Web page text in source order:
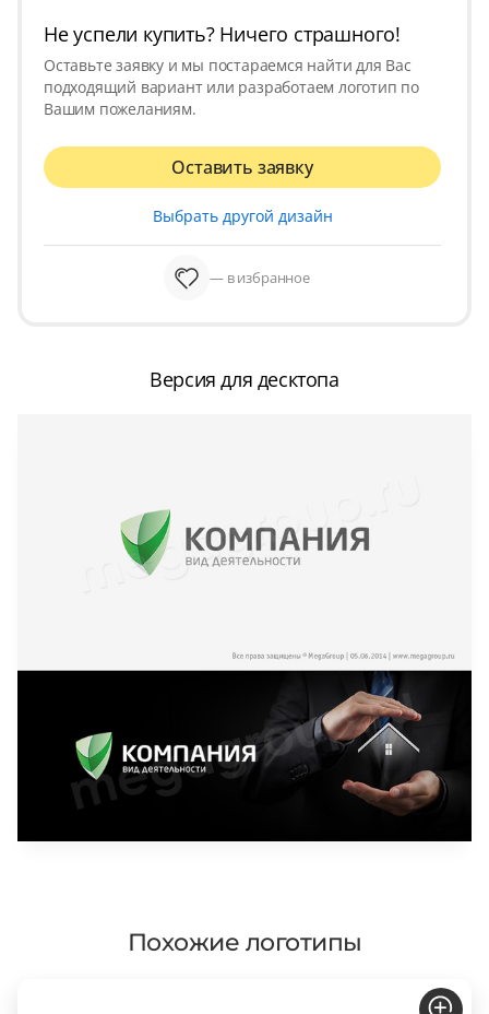
Не успели купить? Ничего страшного!
Оставьте заявку и мы постараемся найти для Вас
подходящий вариант или разработаем логотип по
Вашим пожеланиям.
Оставить заявку
Выбрать другой дизайн
— в избранное
Версия для десктопа
Похожие логотипы